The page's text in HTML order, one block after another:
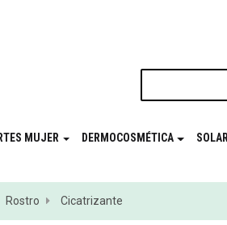
MUJER DERMOCOSMÉTICA
Rostro Cicatrizante